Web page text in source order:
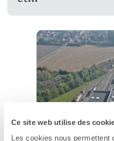
Ce site web utilise des
Les cookies nous permettent